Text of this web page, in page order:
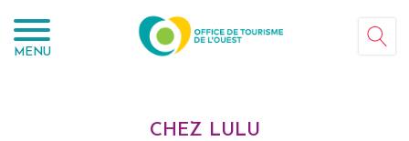
MENU
CHEZ LULU